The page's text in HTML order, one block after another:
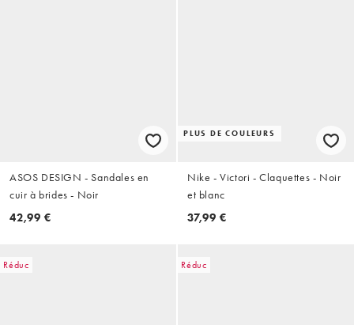
ASOS DESIGN - Sandales en
cuir à brides - Noir
42,99 €
PLUS DE COULEURS
Nike - Victori - Claquettes - Noir
et blanc
37,99 €
Réduc Réduc